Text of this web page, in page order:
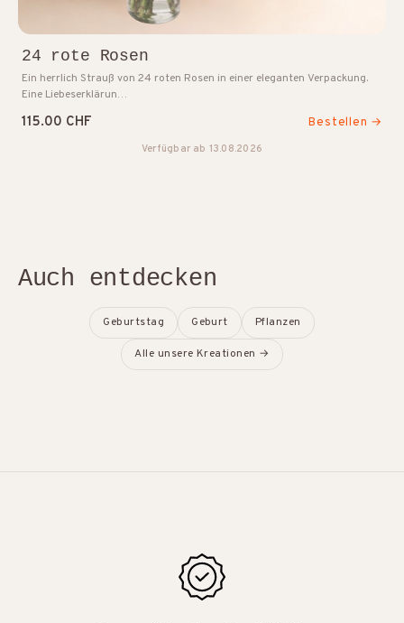
24 rote Rosen
Ein herrlich Strauß von 24 roten Rosen in einer eleganten Verpackung.
Eine Liebeserklärun…
115.00 CHF Bestellen →
Verfügbar ab 13.08.2026
Auch entdecken
Geburtstag Geburt Pflanzen
Alle unsere Kreationen →